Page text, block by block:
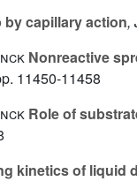
capillary action,
Nonreactive
11450-11458
Role of
kinetics of liquid